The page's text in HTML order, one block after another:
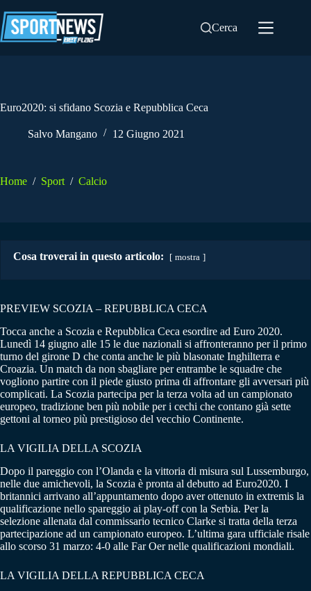
al
contenuto
Cerca
Euro2020: si sfidano Scozia e Repubblica Ceca
Salvo Mangano 12 Giugno 2021
Home / Sport / Calcio
Cosa troverai in questo articolo: mostra
PREVIEW SCOZIA – REPUBBLICA CECA
Tocca anche a Scozia e Repubblica Ceca esordire ad Euro 2020.
Lunedì 14 giugno alle 15 le due nazionali si affronteranno per il primo
turno del girone D che conta anche le più blasonate Inghilterra e
Croazia. Un match da non sbagliare per entrambe le squadre che
vogliono partire con il piede giusto prima di affrontare gli avversari più
complicati. La Scozia partecipa per la terza volta ad un campionato
europeo, tradizione ben più nobile per i cechi che contano già sette
gettoni al torneo più prestigioso del vecchio Continente.
LA VIGILIA DELLA SCOZIA
Dopo il pareggio con l’Olanda e la vittoria di misura sul Lussemburgo,
nelle due amichevoli, la Scozia è pronta al debutto ad Euro2020. I
britannici arrivano all’appuntamento dopo aver ottenuto in extremis la
qualificazione nello spareggio ai play-off con la Serbia. Per la
selezione allenata dal commissario tecnico Clarke si tratta della terza
partecipazione ad un campionato europeo. L’ultima gara ufficiale risale
allo scorso 31 marzo: 4-0 alle Far Oer nelle qualificazioni mondiali.
LA VIGILIA DELLA REPUBBLICA CECA